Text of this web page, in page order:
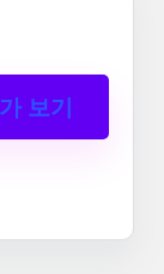
보기